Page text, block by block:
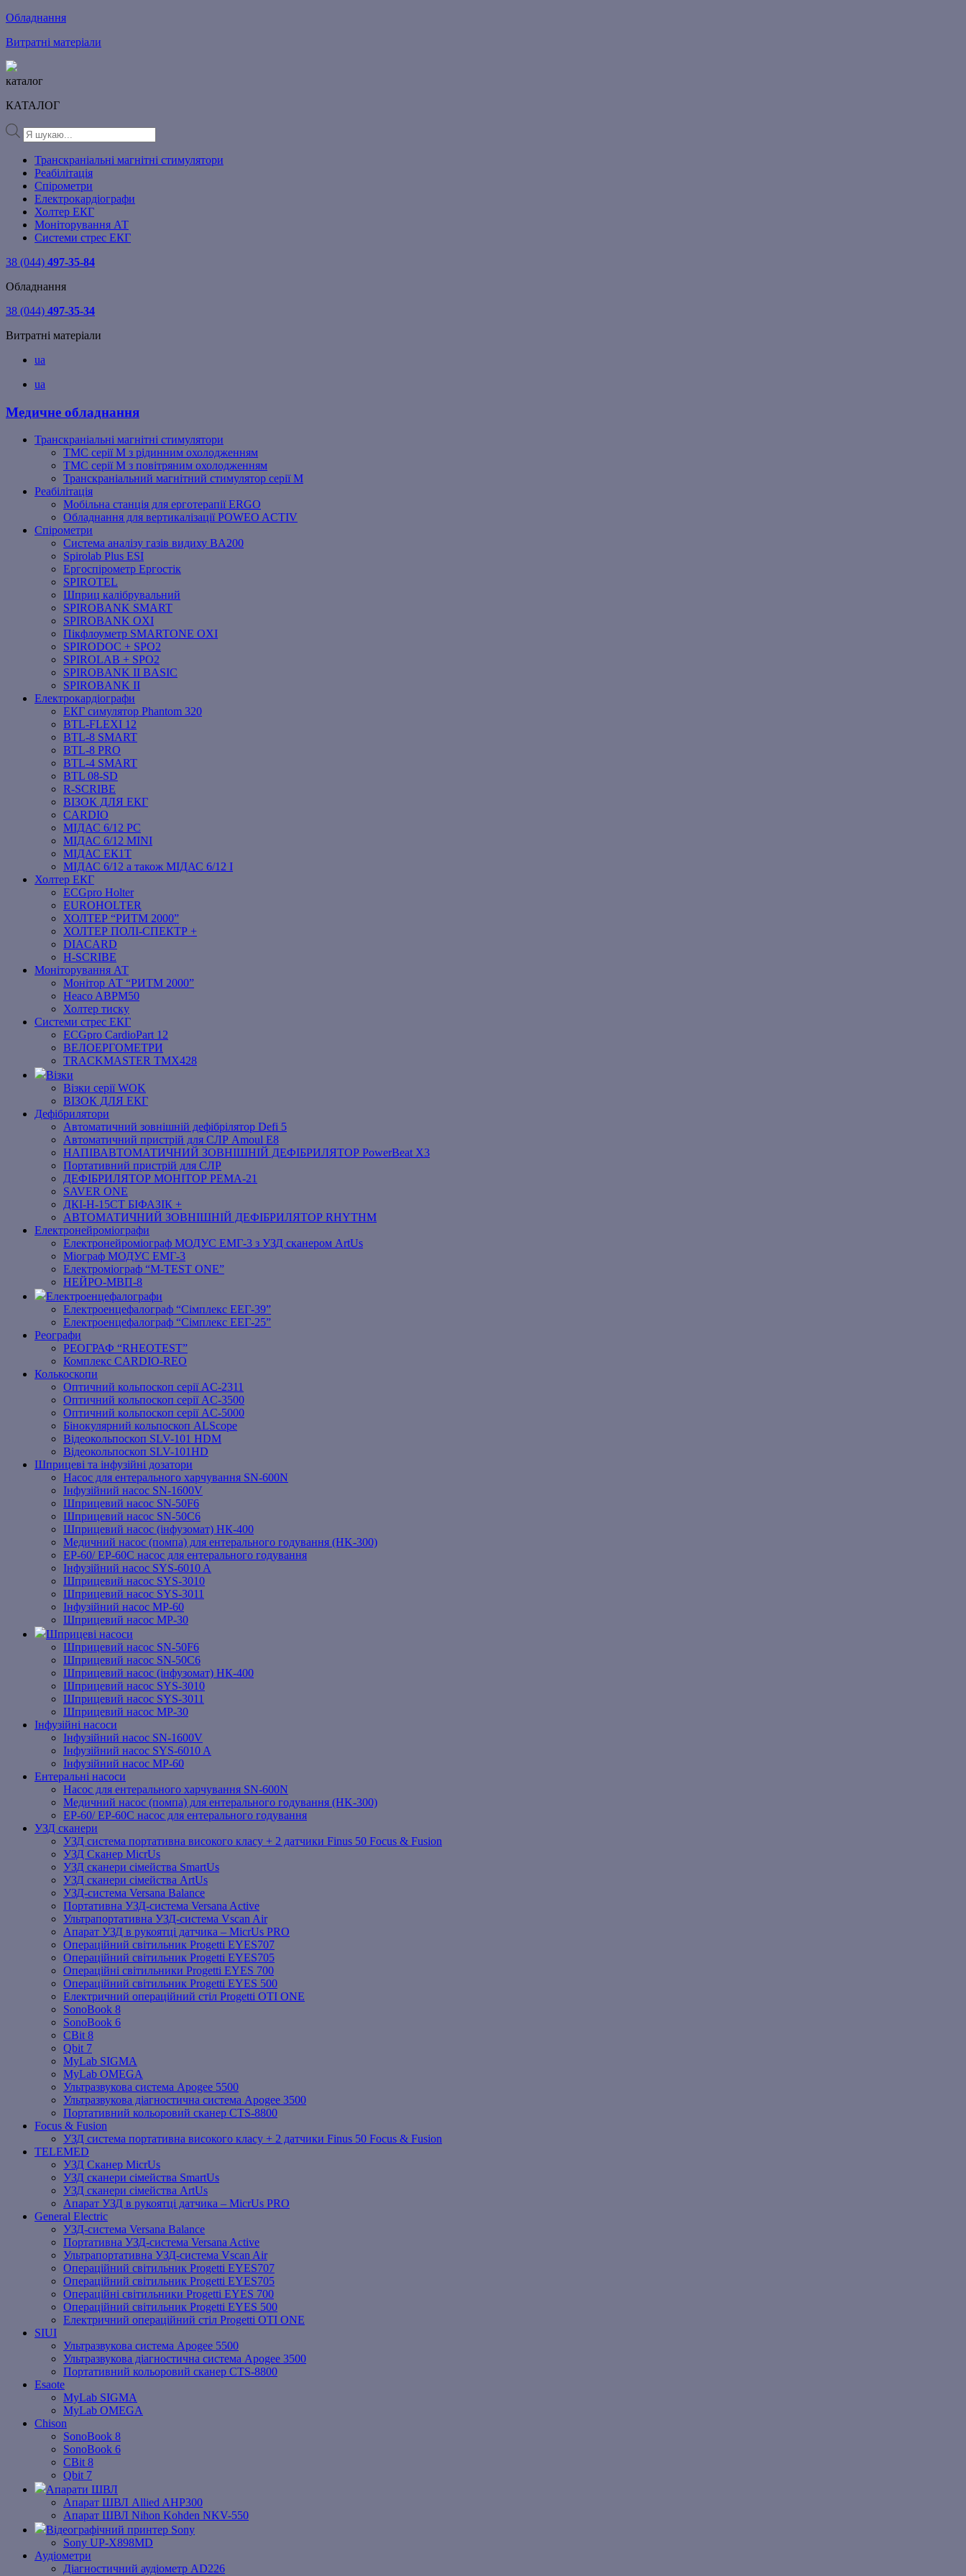
Обладнання
Витратні матеріали
каталог
КАТАЛОГ
Products
search
Транскраніальні магнітні стимулятори
Реабілітація
Спірометри
Електрокардіографи
Холтер ЕКГ
Моніторування АТ
Системи стрес ЕКГ
38 (044) 497-35-84
Обладнання
38 (044) 497-35-34
Витратні матеріали
ua
ua
Медичне обладнання
Транскраніальні магнітні стимулятори
ТМС серії M з рідинним охолодженням
ТМС серії M з повітряним охолодженням
Транскраніальний магнітний стимулятор серії M
Реабілітація
Мобільна станція для ерготерапії ERGO
Обладнання для вертикалізації POWEO ACTIV
Спірометри
Система аналізу газів видиху BA200
Spirolab Plus ESI
Ергоспірометр Ергостік
SPIROTEL
Шприц калібрувальний
SPIROBANK SMART
SPIROBANK OXI
Пікфлоуметр SMARTONE OXI
SPIRODOC + SPO2
SPIROLAB + SPO2
SPIROBANK II BASIC
SPIROBANK II
Електрокардіографи
ЕКГ симулятор Phantom 320
BTL-FLEXI 12
BTL-8 SMART
BTL-8 PRO
BTL-4 SMART
BTL 08-SD
R-SCRIBE
ВІЗОК ДЛЯ ЕКГ
CARDIO
МІДАС 6/12 PC
МІДАС 6/12 MINI
МІДАС ЕК1Т
МІДАС 6/12 а також МІДАС 6/12 І
Холтер ЕКГ
ECGpro Holter
EUROHOLTER
ХОЛТЕР “РИТМ 2000”
ХОЛТЕР ПОЛІ-СПЕКТР +
DIACARD
H-SCRIBE
Моніторування АТ
Монітор АТ “РИТМ 2000”
Heaco ABPM50
Холтер тиску
Системи стрес ЕКГ
ECGpro CardioPart 12
ВЕЛОЕРГОМЕТРИ
TRACKMASTER TMX428
Візки
Візки серії WOK
ВІЗОК ДЛЯ ЕКГ
Дефібрилятори
Автоматичний зовнішній дефібрілятор Defi 5
Автоматичний пристрій для СЛР Amoul E8
НАПІВАВТОМАТИЧНИЙ ЗОВНІШНІЙ ДЕФІБРИЛЯТОР PowerBeat X3
Портативний пристрій для СЛР
ДЕФІБРИЛЯТОР МОНІТОР РЕМА-21
SAVER ONE
ДКІ-Н-15СТ БІФАЗІК +
АВТОМАТИЧНИЙ ЗОВНІШНІЙ ДЕФІБРИЛЯТОР RHYTHM
Електронейроміографи
Електронейроміограф МОДУС ЕМГ-3 з УЗД сканером ArtUs
Міограф МОДУС ЕМГ-3
Електроміограф “M-TEST ONE”
НЕЙРО-МВП-8
Електроенцефалографи
Електроенцефалограф “Сімплекс ЕЕГ-39”
Електроенцефалограф “Сімплекс ЕЕГ-25”
Реографи
РЕОГРАФ “RHEOTEST”
Комплекс CARDIO-REO
Колькоскопи
Оптичний кольпоскоп серії AC-2311
Оптичний кольпоскоп серії AC-3500
Оптичний кольпоскоп серії AC-5000
Бінокулярний кольпоскоп ALScope
Відеокольпоскоп SLV-101 HDM
Відеокольпоскоп SLV-101HD
Шприцеві та інфузійні дозатори
Насос для ентерального харчування SN-600N
Інфузійний насос SN-1600V
Шприцевий насос SN-50F6
Шприцевий насос SN-50C6
Шприцевий насос (інфузомат) НК-400
Медичний насос (помпа) для ентерального годування (HK-300)
EP-60/ EP-60C насос для ентерального годування
Інфузійний насос SYS-6010 A
Шприцевий насос SYS-3010
Шприцевий насос SYS-3011
Інфузійний насос MP-60
Шприцевий насос MP-30
Шприцеві насоси
Шприцевий насос SN-50F6
Шприцевий насос SN-50C6
Шприцевий насос (інфузомат) НК-400
Шприцевий насос SYS-3010
Шприцевий насос SYS-3011
Шприцевий насос MP-30
Інфузійні насоси
Інфузійний насос SN-1600V
Інфузійний насос SYS-6010 A
Інфузійний насос MP-60
Ентеральні насоси
Насос для ентерального харчування SN-600N
Медичний насос (помпа) для ентерального годування (HK-300)
EP-60/ EP-60C насос для ентерального годування
УЗД сканери
УЗД система портативна високого класу + 2 датчики Finus 50 Focus & Fusion
УЗД Сканер MicrUs
УЗД сканери сімейства SmartUs
УЗД сканери сімейства ArtUs
УЗД-система Versana Balance
Портативна УЗД-система Versana Active
Ультрапортативна УЗД-система Vscan Air
Апарат УЗД в рукоятці датчика – MicrUs PRO
Операційний світильник Progetti EYES707
Операційний світильник Progetti EYES705
Операційні світильники Progetti EYES 700
Операційний світильник Progetti EYES 500
Електричний операційний стіл Progetti OTI ONE
SonoBook 8
SonoBook 6
СBit 8
Qbit 7
MyLab SIGMA
MyLab OMEGA
Ультразвукова система Apogee 5500
Ультразвукова діагностична система Apogee 3500
Портативний кольоровий сканер CTS-8800
Focus & Fusion
УЗД система портативна високого класу + 2 датчики Finus 50 Focus & Fusion
TELEMED
УЗД Сканер MicrUs
УЗД сканери сімейства SmartUs
УЗД сканери сімейства ArtUs
Апарат УЗД в рукоятці датчика – MicrUs PRO
General Electric
УЗД-система Versana Balance
Портативна УЗД-система Versana Active
Ультрапортативна УЗД-система Vscan Air
Операційний світильник Progetti EYES707
Операційний світильник Progetti EYES705
Операційні світильники Progetti EYES 700
Операційний світильник Progetti EYES 500
Електричний операційний стіл Progetti OTI ONE
SIUI
Ультразвукова система Apogee 5500
Ультразвукова діагностична система Apogee 3500
Портативний кольоровий сканер CTS-8800
Esaote
MyLab SIGMA
MyLab OMEGA
Chison
SonoBook 8
SonoBook 6
СBit 8
Qbit 7
Апарати ШВЛ
Апарат ШВЛ Allied AHP300
Апарат ШВЛ Nihon Kohden NKV-550
Відеографічний принтер Sony
Sony UP-X898MD
Аудіометри
Діагностичний аудіометр AD226